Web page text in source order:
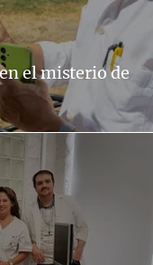
el misterio de